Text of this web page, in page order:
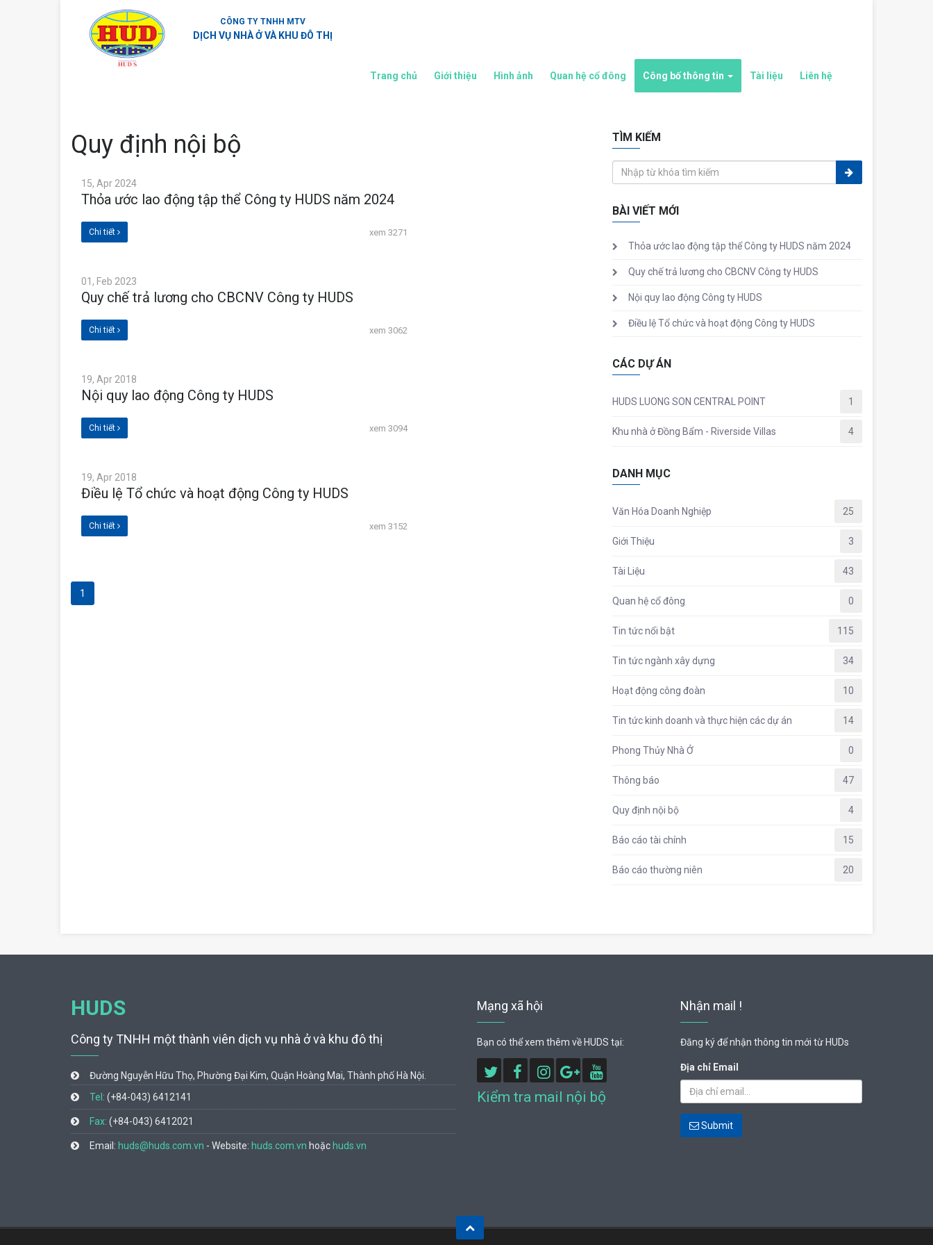
CÔNG TY TNHH MTV
DỊCH VỤ NHÀ Ở VÀ KHU ĐÔ THỊ
Trang chủ Giới thiệu Hình ảnh Quan hệ cổ đông Công bố thông tin Tài liệu Liên hệ
Quy định nội bộ
15, Apr 2024
Thỏa ước lao động tập thể Công ty HUDS năm 2024
Chi tiết xem 3271
01, Feb 2023
Quy chế trả lương cho CBCNV Công ty HUDS
Chi tiết xem 3062
19, Apr 2018
Nội quy lao động Công ty HUDS
Chi tiết xem 3094
19, Apr 2018
Điều lệ Tổ chức và hoạt động Công ty HUDS
Chi tiết xem 3152
1
TÌM KIẾM
BÀI VIẾT MỚI
Thỏa ước lao động tập thể Công ty HUDS năm 2024
Quy chế trả lương cho CBCNV Công ty HUDS
Nội quy lao động Công ty HUDS
Điều lệ Tổ chức và hoạt động Công ty HUDS
CÁC DỰ ÁN
HUDS LUONG SON CENTRAL POINT 1
Khu nhà ở Đồng Bẩm - Riverside Villas 4
DANH MỤC
Văn Hóa Doanh Nghiệp 25
Giới Thiệu 3
Tài Liệu 43
Quan hệ cổ đông 0
Tin tức nổi bật 115
Tin tức ngành xây dựng 34
Hoạt động công đoàn 10
Tin tức kinh doanh và thực hiện các dự án 14
Phong Thủy Nhà Ở 0
Thông báo 47
Quy định nội bộ 4
Báo cáo tài chính 15
Báo cáo thường niên 20
HUDS
Công ty TNHH một thành viên dịch vụ nhà ở và khu đô thị
Đường Nguyễn Hữu Thọ, Phường Đại Kim, Quận Hoàng Mai, Thành phố Hà Nội.
Tel: (+84-043) 6412141
Fax: (+84-043) 6412021
Email: huds@huds.com.vn - Website: huds.com.vn hoặc huds.vn
Mạng xã hội
Bạn có thể xem thêm về HUDS tại:
Kiểm tra mail nội bộ
Nhận mail !
Đăng ký để nhận thông tin mới từ HUDs
Địa chỉ Email
Submit